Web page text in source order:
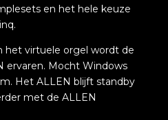
en het hele keuze
het virtuele orgel wordt de
ervaren. Mocht Windows
Het ALLEN blijft standby
met de ALLEN